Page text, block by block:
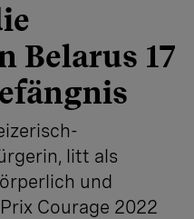
Belarus 17
litt als
und
Courage 2022